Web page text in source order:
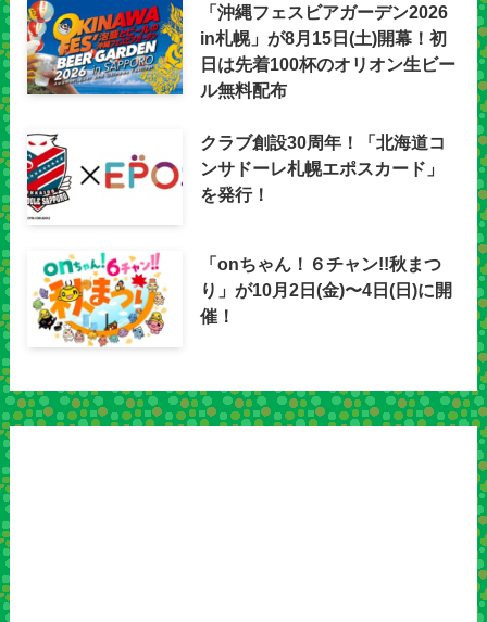
「沖縄フェスビアガーデン2026
in札幌」が8月15日(土)開幕！初
日は先着100杯のオリオン生ビー
ル無料配布
クラブ創設30周年！「北海道コ
ンサドーレ札幌エポスカード」
を発行！
「onちゃん！６チャン!!秋まつ
り」が10月2日(金)〜4日(日)に開
催！